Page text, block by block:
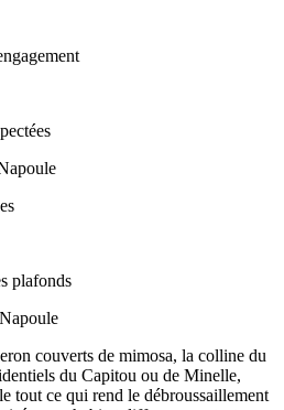
plafonds
couverts de mimosa, la colline du
du Capitou ou de Minelle,
tout ce qui rend le débroussaillement